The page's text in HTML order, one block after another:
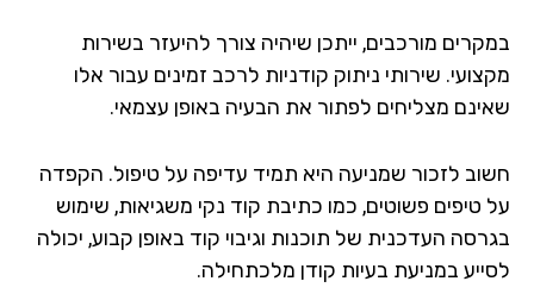
מורכבים, ייתכן שיהיה צורך להיעזר בשירות
שירותי ניתוק קודניות לרכב זמינים עבור אלו
מצליחים לפתור את הבעיה באופן עצמאי.
לזכור שמניעה היא תמיד עדיפה על טיפול. הקפדה
טיפים פשוטים, כמו כתיבת קוד נקי משגיאות, שימוש
העדכנית של תוכנות וגיבוי קוד באופן קבוע, יכולה
במניעת בעיות קודן מלכתחילה.